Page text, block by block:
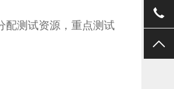
配测试资源，重点测试